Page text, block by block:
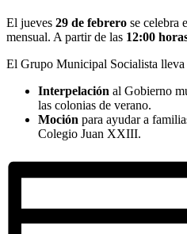
El jueves 29 de febrero se celebra
mensual. A partir de las 12:00
El Grupo Municipal Socialista lleva
Interpelación al Gobierno
las colonias de verano.
Moción para ayudar a
Colegio Juan XXIII.